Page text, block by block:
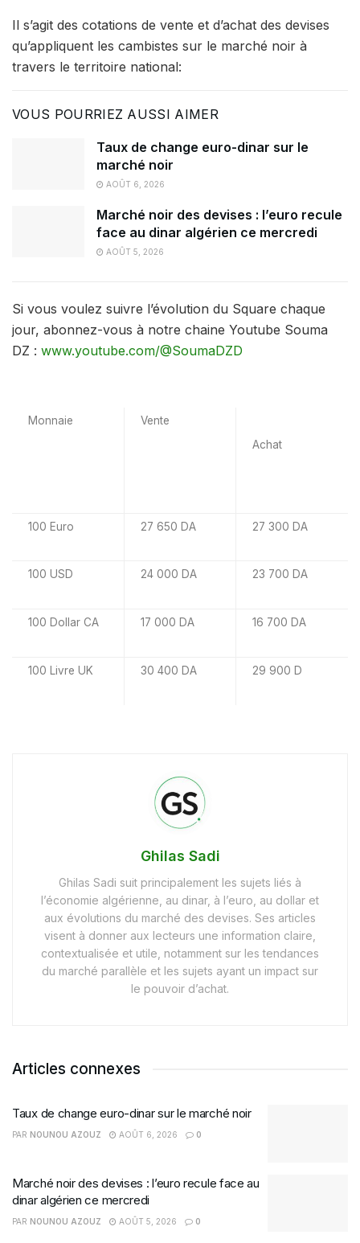
Il s’agit des cotations de vente et d’achat des devises
qu’appliquent les cambistes sur le marché noir à
travers le territoire national:
VOUS POURRIEZ AUSSI AIMER
Taux de change euro-dinar sur le
marché noir
AOÛT 6, 2026
Marché noir des devises : l’euro recule
face au dinar algérien ce mercredi
AOÛT 5, 2026
Si vous voulez suivre l’évolution du Square chaque
jour, abonnez-vous à notre chaine Youtube Souma
DZ : www.youtube.com/@SoumaDZD
Monnaie
Vente
Achat
100 Euro 27 650 DA 27 300 DA
100 USD 24 000 DA 23 700 DA
100 Dollar CA 17 000 DA 16 700 DA
100 Livre UK 30 400 DA 29 900 D
Ghilas Sadi
Ghilas Sadi suit principalement les sujets liés à
l’économie algérienne, au dinar, à l’euro, au dollar et
aux évolutions du marché des devises. Ses articles
visent à donner aux lecteurs une information claire,
contextualisée et utile, notamment sur les tendances
du marché parallèle et les sujets ayant un impact sur
le pouvoir d’achat.
Articles connexes
Taux de change euro-dinar sur le marché noir
PAR NOUNOU AZOUZ AOÛT 6, 2026 0
Marché noir des devises : l’euro recule face au
dinar algérien ce mercredi
PAR NOUNOU AZOUZ AOÛT 5, 2026 0